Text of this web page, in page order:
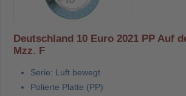
Deutschland 10 Euro 2021 PP Auf
Mzz. F
Serie: Luft bewegt
Polierte Platte (PP)